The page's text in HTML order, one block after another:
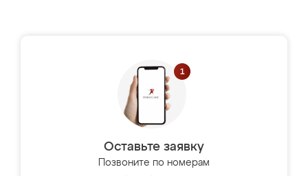
Оставьте заявку
Позвоните по номерам